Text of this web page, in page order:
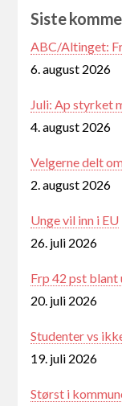
Siste
ABC/Altinget:
6. august 2026
Juli: Ap styrket
4. august 2026
Velgerne delt
2. august 2026
Unge vil inn i EU
26. juli 2026
Frp 42 pst blant
20. juli 2026
Studenter vs
19. juli 2026
Størst i